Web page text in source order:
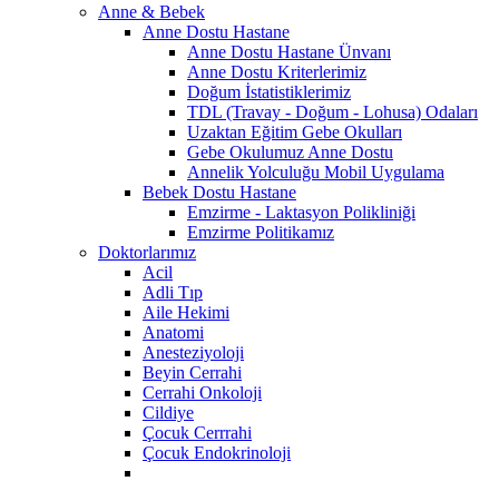
Anne & Bebek
Anne Dostu Hastane
Anne Dostu Hastane Ünvanı
Anne Dostu Kriterlerimiz
Doğum İstatistiklerimiz
TDL (Travay - Doğum - Lohusa) Odaları
Uzaktan Eğitim Gebe Okulları
Gebe Okulumuz Anne Dostu
Annelik Yolculuğu Mobil Uygulama
Bebek Dostu Hastane
Emzirme - Laktasyon Polikliniği
Emzirme Politikamız
Doktorlarımız
Acil
Adli Tıp
Aile Hekimi
Anatomi
Anesteziyoloji
Beyin Cerrahi
Cerrahi Onkoloji
Cildiye
Çocuk Cerrrahi
Çocuk Endokrinoloji